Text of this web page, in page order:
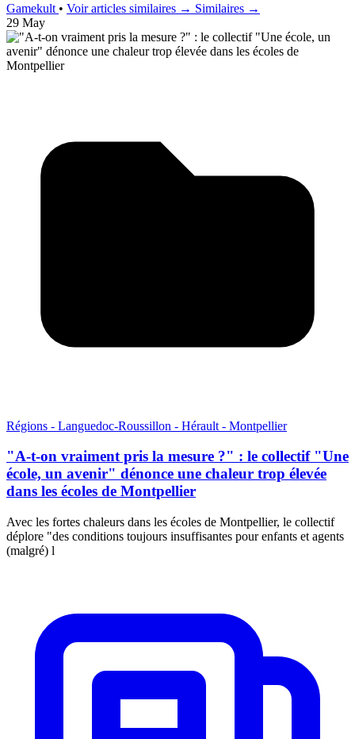
Gamekult • Voir articles similaires → Similaires →
29 May
Régions - Languedoc-Roussillon - Hérault - Montpellier
"A-t-on vraiment pris la mesure ?" : le collectif "Une
école, un avenir" dénonce une chaleur trop élevée
dans les écoles de Montpellier
Avec les fortes chaleurs dans les écoles de Montpellier, le collectif
déplore "des conditions toujours insuffisantes pour enfants et agents
(malgré) l